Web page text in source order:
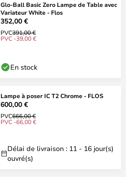
Glo-Ball Basic Zero Lampe de Table avec
Variateur White - Flos
352,00 €
PVC391,00 €
PVC -39,00 €
En stock
Lampe à poser IC T2 Chrome - FLOS
600,00 €
PVC666,00 €
PVC -66,00 €
Délai de livraison : 11 - 16 jour(s)
ouvré(s)